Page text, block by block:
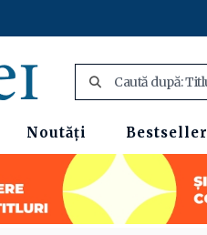
Noutăți Bestseller